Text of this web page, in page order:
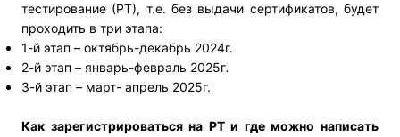
тестирование (РТ), т.е. без выдачи сертификатов, будет
проходить в три этапа:
1-й этап – октябрь-декабрь 2024г.
2-й этап – январь-февраль 2025г.
3-й этап – март- апрель 2025г.
Как зарегистрироваться на РТ и где можно написать